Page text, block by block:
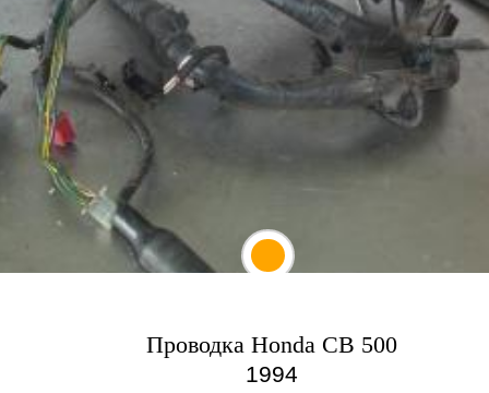
Проводка Honda CB 500
1994